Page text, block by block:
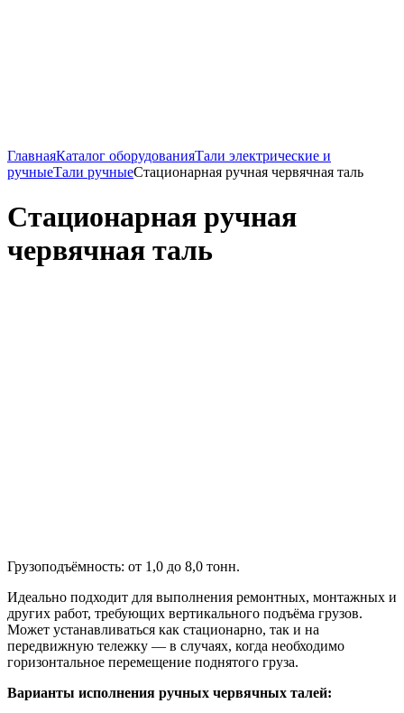
ГлавнаяКаталог оборудованияТали электрические и
ручныеТали ручныеСтационарная ручная червячная таль
Стационарная ручная
червячная таль
Грузоподъёмность: от 1,0 до 8,0 тонн.
Идеально подходит для выполнения ремонтных, монтажных и
других работ, требующих вертикального подъёма грузов.
Может устанавливаться как стационарно, так и на
передвижную тележку — в случаях, когда необходимо
горизонтальное перемещение поднятого груза.
Варианты исполнения ручных червячных талей: